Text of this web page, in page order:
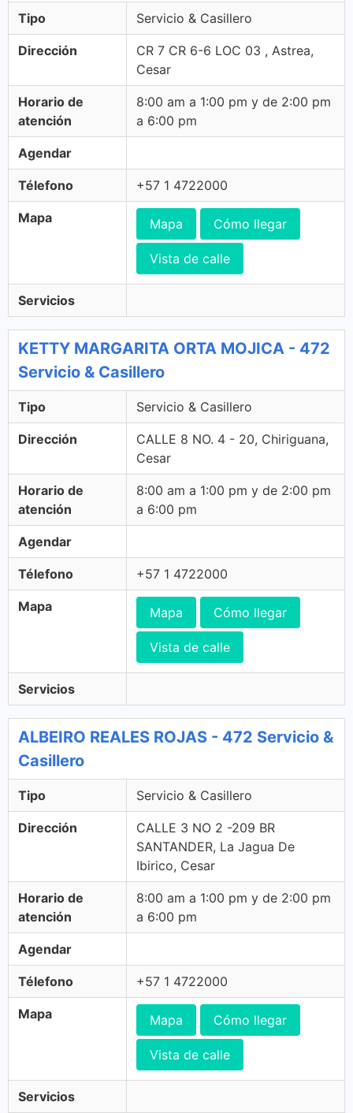
Tipo Servicio & Casillero
Dirección
CR 7 CR 6-6 LOC 03 , Astrea,
Cesar
Horario de
atención
8:00 am a 1:00 pm y de 2:00 pm
a 6:00 pm
Agendar
Télefono +57 1 4722000
Mapa Mapa Cómo llegar
Vista de calle
Servicios
KETTY MARGARITA ORTA MOJICA - 472
Servicio & Casillero
Tipo Servicio & Casillero
Dirección
CALLE 8 NO. 4 - 20, Chiriguana,
Cesar
Horario de
atención
8:00 am a 1:00 pm y de 2:00 pm
a 6:00 pm
Agendar
Télefono +57 1 4722000
Mapa Mapa Cómo llegar
Vista de calle
Servicios
ALBEIRO REALES ROJAS - 472 Servicio &
Casillero
Tipo Servicio & Casillero
Dirección
CALLE 3 NO 2 -209 BR
SANTANDER, La Jagua De
Ibirico, Cesar
Horario de
atención
8:00 am a 1:00 pm y de 2:00 pm
a 6:00 pm
Agendar
Télefono +57 1 4722000
Mapa Mapa Cómo llegar
Vista de calle
Servicios